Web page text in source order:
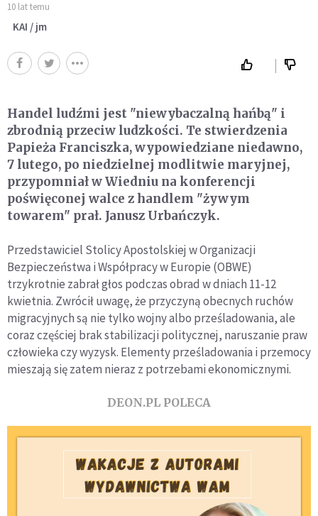
10 lat temu
KAI / jm
Handel ludźmi jest "niewybaczalną hańbą" i
zbrodnią przeciw ludzkości. Te stwierdzenia
Papieża Franciszka, wypowiedziane niedawno,
7 lutego, po niedzielnej modlitwie maryjnej,
przypomniał w Wiedniu na konferencji
poświęconej walce z handlem "żywym
towarem" prał. Janusz Urbańczyk.
Przedstawiciel Stolicy Apostolskiej w Organizacji
Bezpieczeństwa i Współpracy w Europie (OBWE)
trzykrotnie zabrał głos podczas obrad w dniach 11-12
kwietnia. Zwrócił uwagę, że przyczyną obecnych ruchów
migracyjnych są nie tylko wojny albo prześladowania, ale
coraz częściej brak stabilizacji politycznej, naruszanie praw
człowieka czy wyzysk. Elementy prześladowania i przemocy
mieszają się zatem nieraz z potrzebami ekonomicznymi.
DEON.PL POLECA